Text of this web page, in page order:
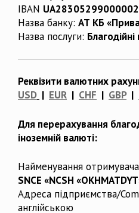
IBAN
Назва банку: АТ КБ
Назва послуги:
Реквізити валютних
USD | EUR | CHF | GBP|
Для перерахування
іноземній валюті:
Найменування
SNCE «NCSH
Адреса підприємства/
англійською